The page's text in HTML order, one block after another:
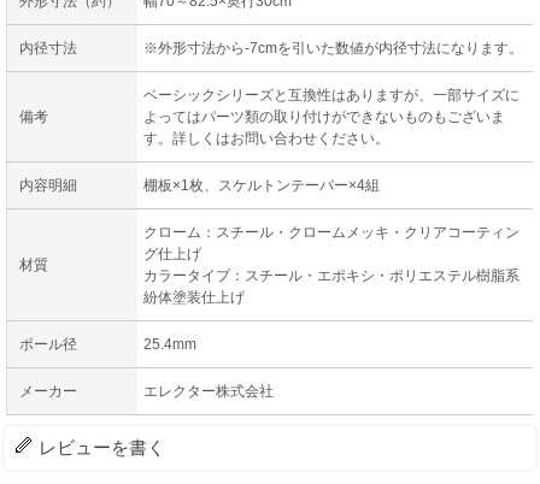
内径寸法 ※外形寸法から-7cmを引いた数値が内径寸法になります。
備考
ベーシックシリーズと互換性はありますが、一部サイズに
よってはパーツ類の取り付けができないものもございま
す。詳しくはお問い合わせください。
内容明細 棚板×1枚、スケルトンテーパー×4組
材質
クローム：スチール・クロームメッキ・クリアコーティン
グ仕上げ
カラータイプ：スチール・エポキシ・ポリエステル樹脂系
紛体塗装仕上げ
ポール径 25.4mm
メーカー エレクター株式会社
レビューを書く